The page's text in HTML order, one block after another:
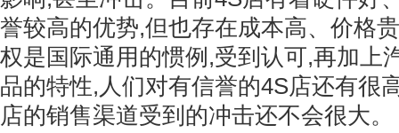
誉较高的优势,但也存在成本高、价格
权是国际通用的惯例,受到认可,再加上
品的特性,人们对有信誉的4S店还有很
店的销售渠道受到的冲击还不会很大。